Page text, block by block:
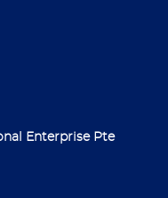
Enterprise Pte